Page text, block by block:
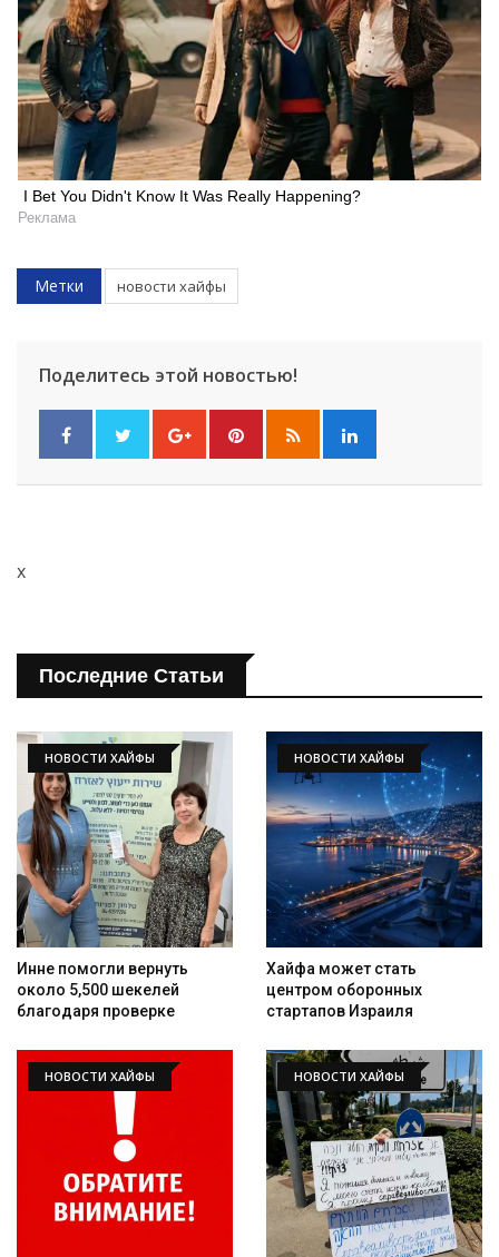
I Bet You Didn't Know It Was Really Happening?
Реклама
Метки новости хайфы
Поделитесь этой новостью!
x
Последние Статьи
НОВОСТИ ХАЙФЫ
Инне помогли вернуть
около 5,500 шекелей
благодаря проверке
НОВОСТИ ХАЙФЫ
Хайфа может стать
центром оборонных
стартапов Израиля
НОВОСТИ ХАЙФЫ НОВОСТИ ХАЙФЫ